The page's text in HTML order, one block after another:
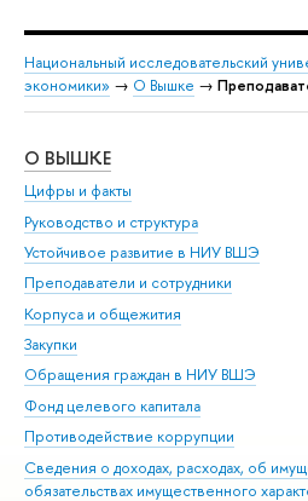
Национальный исследовательский
экономики» → О Вышке →
О ВЫШКЕ
Цифры и факты
Руководство и структура
Устойчивое развитие в НИУ ВШЭ
Преподаватели и сотрудники
Корпуса и общежития
Закупки
Обращения граждан в НИУ ВШЭ
Фонд целевого капитала
Противодействие коррупции
Сведения о доходах, расходах, об
обязательствах имущественного